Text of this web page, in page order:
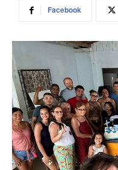
Facebook